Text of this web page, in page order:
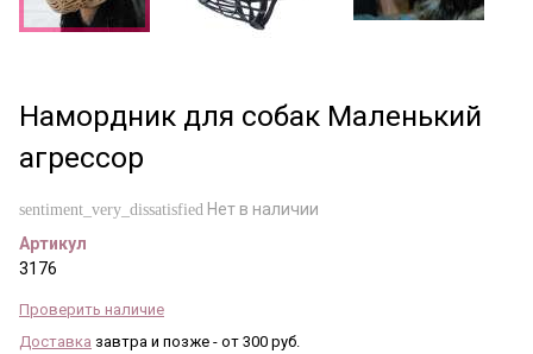
Намордник для собак Маленький
агрессор
sentiment_very_dissatisfied Нет в наличии
Артикул
3176
Проверить наличие
Доставка завтра и позже - от 300 руб.